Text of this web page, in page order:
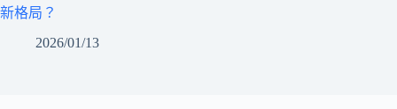
新格局？
2026/01/13